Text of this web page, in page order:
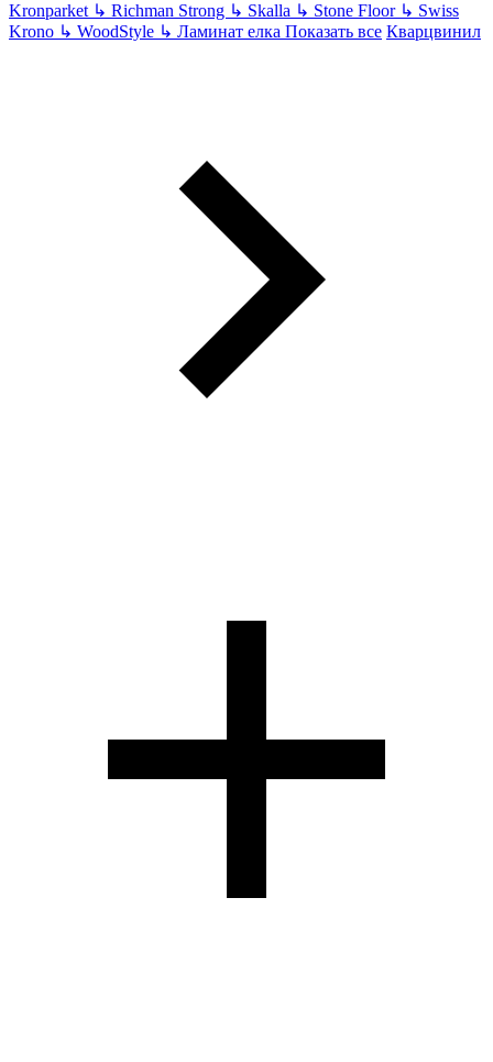
Kronparket ↳ Richman Strong ↳ Skalla ↳ Stone Floor ↳ Swiss
Krono ↳ WoodStyle ↳ Ламинат елка Показать все Кварцвинил